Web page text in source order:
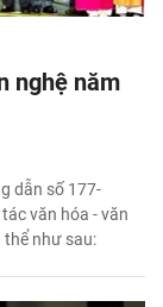
nghệ năm
dẫn số 177-
văn hóa - văn
thể như sau: